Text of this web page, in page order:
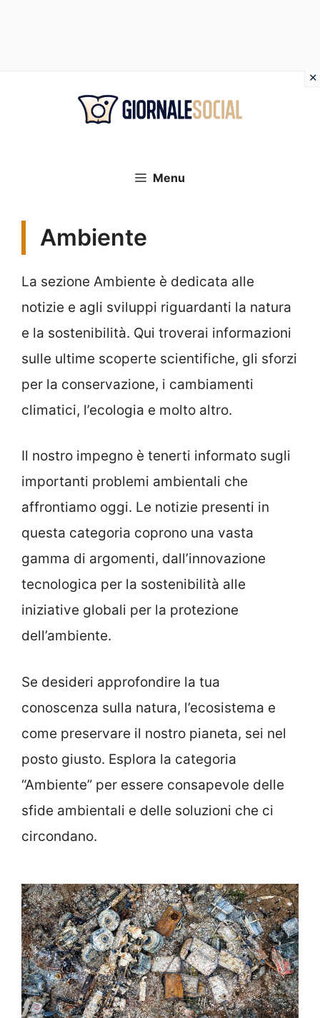
Menu
Ambiente
La sezione Ambiente è dedicata alle
notizie e agli sviluppi riguardanti la natura
e la sostenibilità. Qui troverai informazioni
sulle ultime scoperte scientifiche, gli sforzi
per la conservazione, i cambiamenti
climatici, l’ecologia e molto altro.
Il nostro impegno è tenerti informato sugli
importanti problemi ambientali che
affrontiamo oggi. Le notizie presenti in
questa categoria coprono una vasta
gamma di argomenti, dall’innovazione
tecnologica per la sostenibilità alle
iniziative globali per la protezione
dell’ambiente.
Se desideri approfondire la tua
conoscenza sulla natura, l’ecosistema e
come preservare il nostro pianeta, sei nel
posto giusto. Esplora la categoria
“Ambiente” per essere consapevole delle
sfide ambientali e delle soluzioni che ci
circondano.